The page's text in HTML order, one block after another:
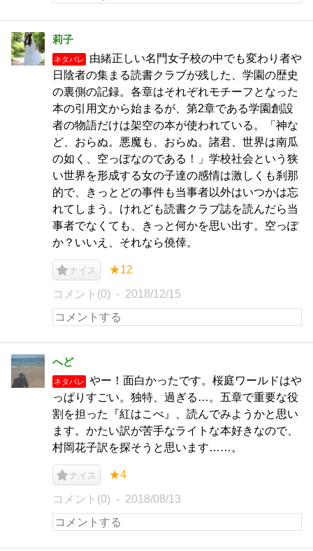
莉子
ネタバレ
由緒正しい名門女子校の中でも変わり者や
日陰者の集まる読書クラブが残した、学園の歴史
の裏側の記録。各章はそれぞれモチーフとなった
本の引用文から始まるが、第2章である学園創設
者の物語だけは架空の本が使われている。「神な
ど、おらぬ。悪魔も、おらぬ。諸君、世界は南瓜
の如く、空っぽなのである！」学校社会という狭
い世界を形成する女の子達の感情は激しくも刹那
的で、きっとどの事件も当事者以外はいつかは忘
れてしまう。けれども読書クラブ誌を読んだら当
事者でなくても、きっと何かを思い出す。空っぽ
か？いいえ、それなら僥倖。
ナイス ★12
コメント(0) 2018/12/15
へど
ネタバレ
やー！面白かったです。桜庭ワールドはや
っぱりすごい。独特、過ぎる…。五章で重要な役
割を担った『紅はこべ』、読んでみようかと思い
ます。かたい訳が苦手なライトな本好きなので、
村岡花子訳を探そうと思います……。
ナイス ★4
コメント(0) 2018/08/13